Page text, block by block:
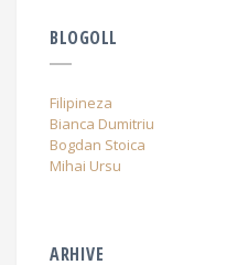
BLOGOLL
Filipineza
Bianca Dumitriu
Bogdan Stoica
Mihai Ursu
ARHIVE